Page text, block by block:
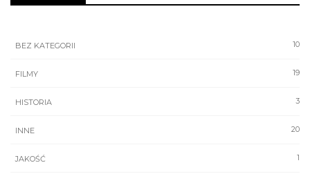
10
BEZ KATEGORII
19
FILMY
3
HISTORIA
20
INNE
1
JAKOŚĆ